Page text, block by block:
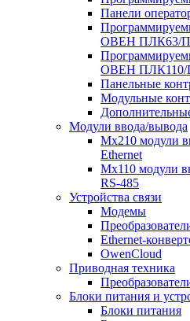
Панели
ОВЕН ПЛК63/
ОВЕН ПЛК110/
Панельные
Модульные
Модули ввода/вывода
Мх210 модули
Ethernet
Мх110 модули
RS-485
Устройства связи
Модемы
Ethernet-
OwenCloud
Приводная техника
Блоки питания и
Блоки питания